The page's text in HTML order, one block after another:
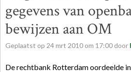
gegevens van
bewijzen aan OM
Geplaatst op 24mrt 2010 om 17:00 door
De rechtbank Rotterdam oordeelde